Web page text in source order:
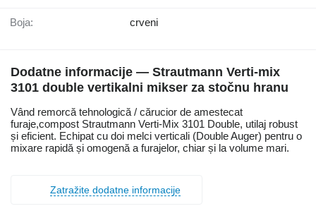
Boja: crveni
Dodatne informacije — Strautmann Verti-mix
3101 double vertikalni mikser za stočnu hranu
Vând remorcă tehnologică / cărucior de amestecat
furaje,compost Strautmann Verti-Mix 3101 Double, utilaj robust
și eficient. Echipat cu doi melci verticali (Double Auger) pentru o
mixare rapidă și omogenă a furajelor, chiar și la volume mari.
Zatražite dodatne informacije